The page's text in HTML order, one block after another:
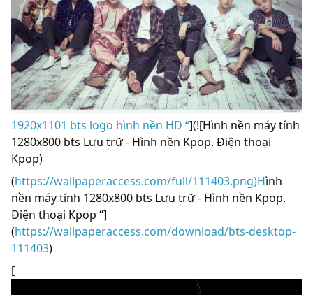
1920x1101 bts logo hình nền HD “](![Hình nền máy tính
1280x800 bts Lưu trữ - Hình nền Kpop. Điện thoại
Kpop)
(https://wallpaperaccess.com/full/111403.png)Hình
nền máy tính 1280x800 bts Lưu trữ - Hình nền Kpop.
Điện thoại Kpop “]
(https://wallpaperaccess.com/download/bts-desktop-
111403)
[